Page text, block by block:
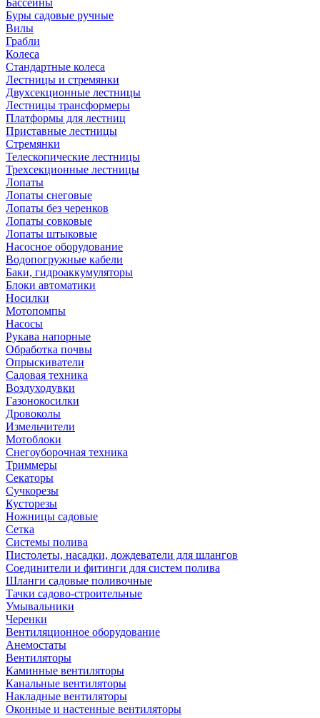
Бассейны
Буры садовые ручные
Вилы
Грабли
Колеса
Стандартные колеса
Лестницы и стремянки
Двухсекционные лестницы
Лестницы трансформеры
Платформы для лестниц
Приставные лестницы
Стремянки
Телескопические лестницы
Трехсекционные лестницы
Лопаты
Лопаты снеговые
Лопаты без черенков
Лопаты совковые
Лопаты штыковые
Насосное оборудование
Водопогружные кабели
Баки, гидроаккумуляторы
Блоки автоматики
Носилки
Мотопомпы
Насосы
Рукава напорные
Обработка почвы
Опрыскиватели
Садовая техника
Воздуходувки
Газонокосилки
Дровоколы
Измельчители
Мотоблоки
Снегоуборочная техника
Триммеры
Секаторы
Сучкорезы
Кусторезы
Ножницы садовые
Сетка
Системы полива
Пистолеты, насадки, дождеватели для шлангов
Соединители и фитинги для систем полива
Шланги садовые поливочные
Тачки садово-строительные
Умывальники
Черенки
Вентиляционное оборудование
Анемостаты
Вентиляторы
Каминные вентиляторы
Канальные вентиляторы
Накладные вентиляторы
Оконные и настенные вентиляторы